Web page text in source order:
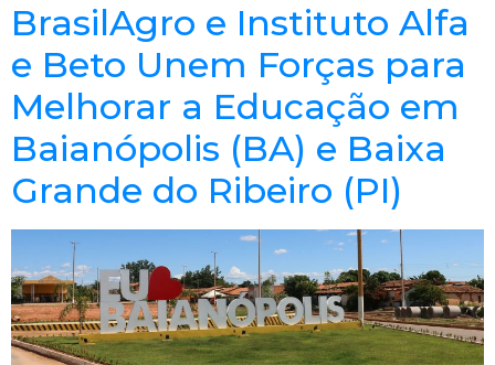
BrasilAgro e Instituto Alfa
e Beto Unem Forças para
Melhorar a Educação em
Baianópolis (BA) e Baixa
Grande do Ribeiro (PI)